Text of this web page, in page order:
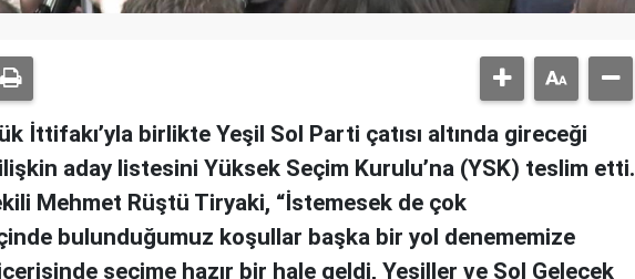
İttifakı’yla birlikte Yeşil Sol Parti çatısı altında gireceği
aday listesini Yüksek Seçim Kurulu’na (YSK) teslim etti.
Mehmet Rüştü Tiryaki, “İstemesek de çok
bulunduğumuz koşullar başka bir yol denememize
seçime hazır bir hale geldi, Yeşiller ve Sol Gelecek